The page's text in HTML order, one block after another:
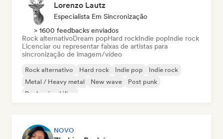
Lorenzo Lautz
Especialista Em Sincronização
> 1600 feedbacks enviados
Rock alternativoDream popHard rockIndie popIndie rock
Licenciar ou representar faixas de artistas para
sincronização de imagem/vídeo
Rock alternativo Hard rock Indie pop
Indie rock
Metal / Heavy metal
New wave
Post punk
Rock psicodélico
NOVO